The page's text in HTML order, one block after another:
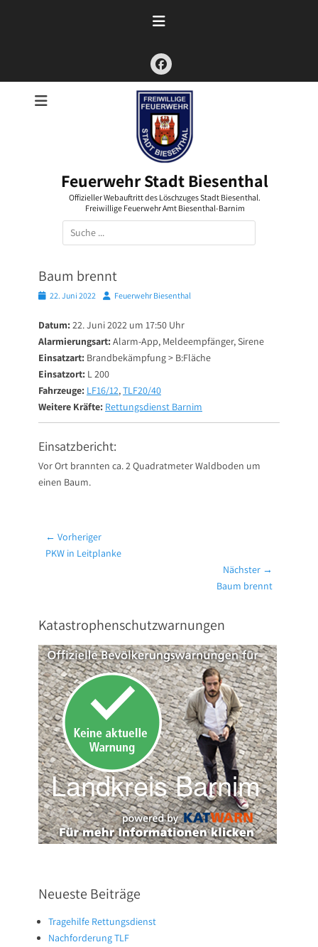
Facebook
Feuerwehr Stadt Biesenthal
Offizieller Webauftritt des Löschzuges Stadt Biesenthal.
Freiwillige Feuerwehr Amt Biesenthal-Barnim
Suchen
nach:
Baum brennt
Posted22. Juni 2022 AutorFeuerwehr Biesenthal
Datum: 22. Juni 2022 um 17:50 Uhr
Alarmierungsart: Alarm-App, Meldeempfänger, Sirene
Einsatzart: Brandbekämpfung > B:Fläche
Einsatzort: L 200
Fahrzeuge: LF16/12,TLF20/40
Weitere Kräfte: Rettungsdienst Barnim
Einsatzbericht:
Vor Ort brannten ca. 2 Quadratmeter Waldboden um
einen Baum.
Beitragsnavigation
← Vorheriger
Vorheriger
PKW in Leitplanke
Nächster →
Baum brennt
Katastrophenschutzwarnungen
Neueste Beiträge
Tragehilfe Rettungsdienst
Nachforderung TLF